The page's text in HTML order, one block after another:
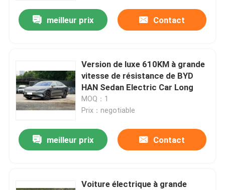
meilleur prix Contact
Version de luxe 610KM à grande
vitesse de résistance de BYD
HAN Sedan Electric Car Long
MOQ：1
Prix：negotiable
meilleur prix Contact
Voiture électrique à grande